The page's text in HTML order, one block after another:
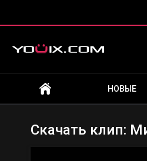
НОВЫЕ
Скачать клип: